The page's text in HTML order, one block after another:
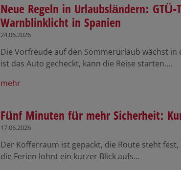
Neue Regeln in Urlaubsländern:
Warnblinklicht in Spanien
24.06.2026
Die Vorfreude auf den Sommerurlaub wächst
ist das Auto gecheckt, kann die Reise starten.…
mehr
Fünf Minuten für mehr Sicherheit:
17.06.2026
Der Kofferraum ist gepackt, die Route steht
die Ferien lohnt ein kurzer Blick aufs…